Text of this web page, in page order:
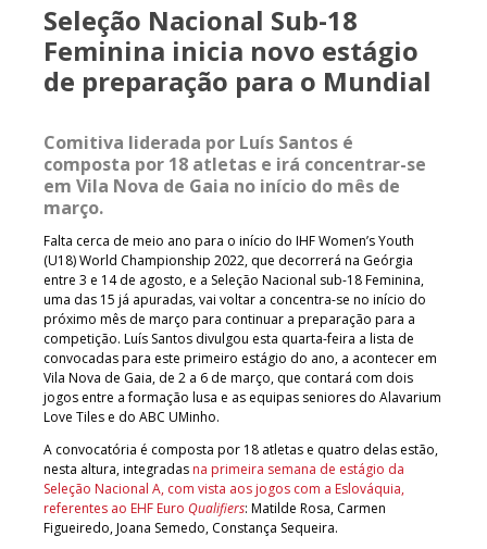
Seleção Nacional Sub-18
Feminina inicia novo estágio
de preparação para o Mundial
Comitiva liderada por Luís Santos é
composta por 18 atletas e irá concentrar-se
em Vila Nova de Gaia no início do mês de
março.
Falta cerca de meio ano para o início do IHF Women’s Youth
(U18) World Championship 2022, que decorrerá na Geórgia
entre 3 e 14 de agosto, e a Seleção Nacional sub-18 Feminina,
uma das 15 já apuradas, vai voltar a concentra-se no início do
próximo mês de março para continuar a preparação para a
competição. Luís Santos divulgou esta quarta-feira a lista de
convocadas para este primeiro estágio do ano, a acontecer em
Vila Nova de Gaia, de 2 a 6 de março, que contará com dois
jogos entre a formação lusa e as equipas seniores do Alavarium
Love Tiles e do ABC UMinho.
A convocatória é composta por 18 atletas e quatro delas estão,
nesta altura, integradas na primeira semana de estágio da
Seleção Nacional A, com vista aos jogos com a Eslováquia,
referentes ao EHF Euro Qualifiers: Matilde Rosa, Carmen
Figueiredo, Joana Semedo, Constança Sequeira.